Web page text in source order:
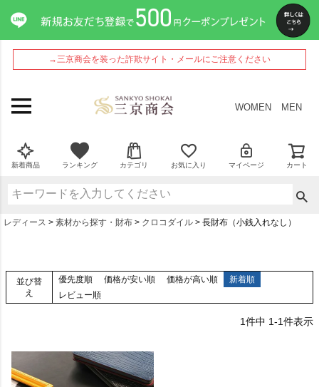
→三京商会を装った詐欺サイト・メールにご注意ください
WOMEN MEN
新着商品 ランキング カテゴリ お気に入り マイページ カート
レディース 素材から探す・財布 クロコダイル 長財布（小銭入れなし）
並び替
え
優先度順 価格が安い順 価格が高い順
新着順
レビュー順
1件中 1-1件表示